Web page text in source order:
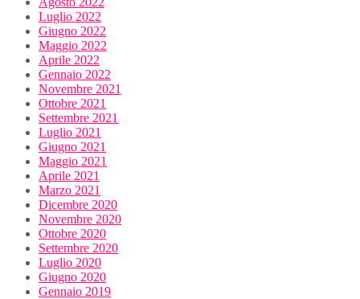
Luglio 2022
Giugno 2022
Maggio 2022
Aprile 2022
Gennaio 2022
Novembre 2021
Ottobre 2021
Settembre 2021
Luglio 2021
Giugno 2021
Maggio 2021
Aprile 2021
Marzo 2021
Dicembre 2020
Novembre 2020
Ottobre 2020
Settembre 2020
Luglio 2020
Giugno 2020
Gennaio 2019